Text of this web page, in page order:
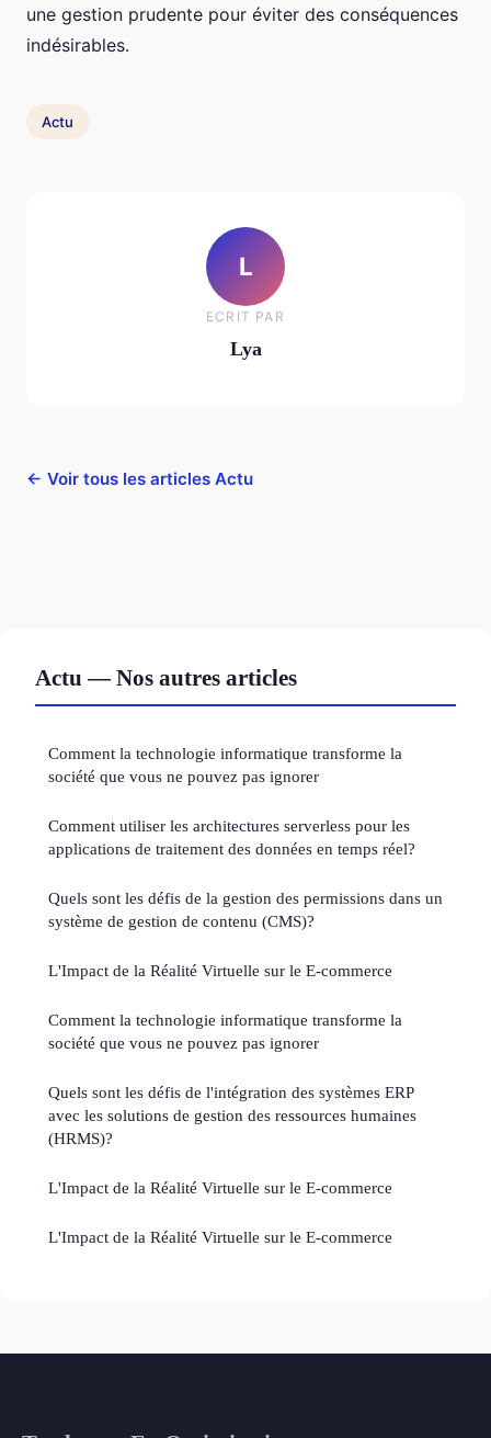
une gestion prudente pour éviter des conséquences
indésirables.
Actu
L
ECRIT PAR
Lya
← Voir tous les articles Actu
Actu — Nos autres articles
Comment la technologie informatique transforme la
société que vous ne pouvez pas ignorer
Comment utiliser les architectures serverless pour les
applications de traitement des données en temps réel?
Quels sont les défis de la gestion des permissions dans un
système de gestion de contenu (CMS)?
L'Impact de la Réalité Virtuelle sur le E-commerce
Comment la technologie informatique transforme la
société que vous ne pouvez pas ignorer
Quels sont les défis de l'intégration des systèmes ERP
avec les solutions de gestion des ressources humaines
(HRMS)?
L'Impact de la Réalité Virtuelle sur le E-commerce
L'Impact de la Réalité Virtuelle sur le E-commerce